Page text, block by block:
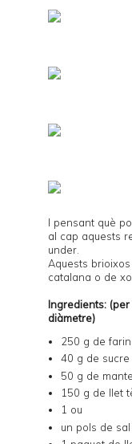
I pensant què
al cap aquests
under
Aquests
catalana o de
Ingredients:
diàmetre)
250 g de
40 g de sucre
50 g de
150 g de llet
1 ou
un pols de sal